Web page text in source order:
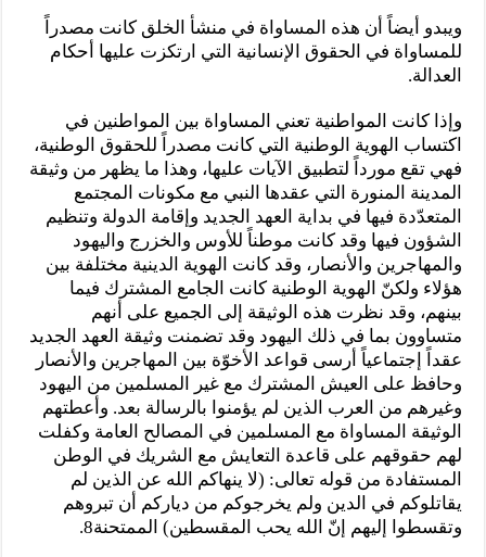
ويبدو أيضاً أن هذه المساواة في منشأ الخلق كانت مصدراً
للمساواة في الحقوق الإنسانية التي ارتكزت عليها أحكام
العدالة.
وإذا كانت المواطنية تعني المساواة بين المواطنين في
اكتساب الهوية الوطنية التي كانت مصدراً للحقوق الوطنية،
فهي تقع مورداً لتطبيق الآيات عليها، وهذا ما يظهر من وثيقة
المدينة المنورة التي عقدها النبي مع مكونات المجتمع
المتعدّدة فيها في بداية العهد الجديد وإقامة الدولة وتنظيم
الشؤون فيها وقد كانت موطناً للأوس والخزرج واليهود
والمهاجرين والأنصار، وقد كانت الهوية الدينية مختلفة بين
هؤلاء ولكنّ الهوية الوطنية كانت الجامع المشترك فيما
بينهم، وقد نظرت هذه الوثيقة إلى الجميع على أنهم
متساوون بما في ذلك اليهود وقد تضمنت وثيقة العهد الجديد
عقداً إجتماعياً أرسى قواعد الأخوّة بين المهاجرين والأنصار
وحافظ على العيش المشترك مع غير المسلمين من اليهود
وغيرهم من العرب الذين لم يؤمنوا بالرسالة بعد. وأعطتهم
الوثيقة المساواة مع المسلمين في المصالح العامة وكفلت
لهم حقوقهم على قاعدة التعايش مع الشريك في الوطن
المستفادة من قوله تعالى: (لا ينهاكم الله عن الذين لم
يقاتلوكم في الدين ولم يخرجوكم من دياركم أن تبروهم
وتقسطوا إليهم إنّ الله يحب المقسطين) الممتحنة8.